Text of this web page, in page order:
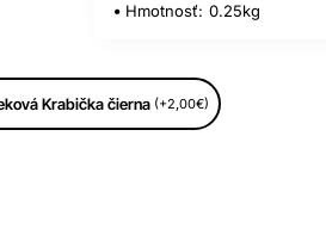
Hmotnosť: 0.25kg
Krabička čierna (+2,00€)